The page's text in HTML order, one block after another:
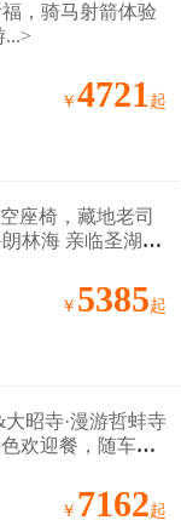
，骑马射箭体验
￥ 4721起
座椅，藏地老司
林海 亲临圣湖羊
￥ 5385起
昭寺·漫游哲蚌寺
欢迎餐，随车配
￥ 7162起